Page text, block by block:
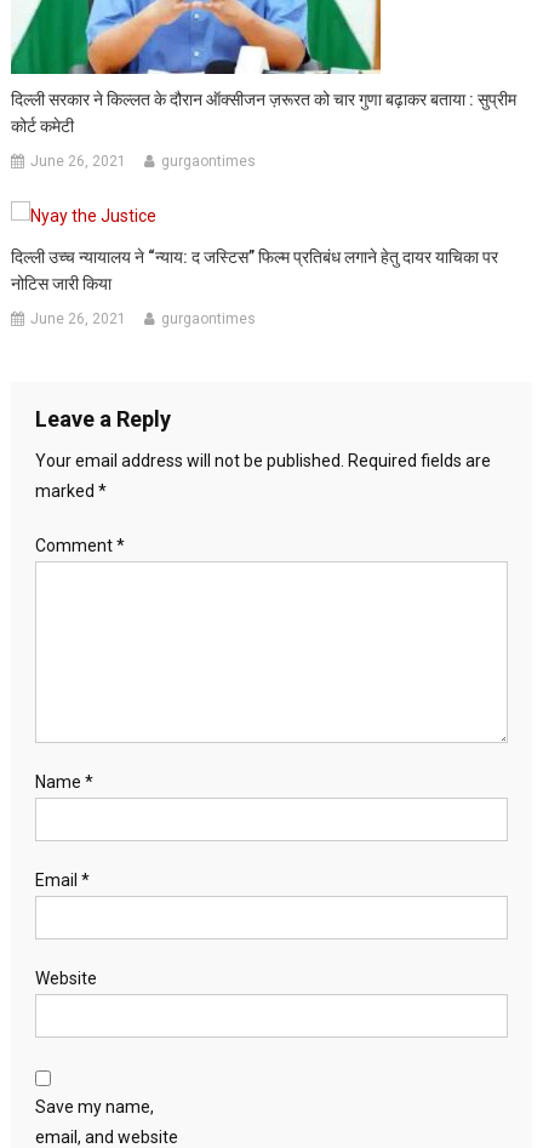
दिल्ली सरकार ने किल्लत के दौरान ऑक्सीजन ज़रूरत को चार गुणा बढ़ाकर बताया : सुप्रीम
कोर्ट कमेटी
June 26, 2021 gurgaontimes
दिल्ली उच्च न्यायालय ने “न्याय: द जस्टिस” फिल्म प्रतिबंध लगाने हेतु दायर याचिका पर
नोटिस जारी किया
June 26, 2021 gurgaontimes
Leave a Reply
Your email address will not be published.
Required fields are
marked *
Comment*
Name *
Email *
Website
Save my name,
email, and website